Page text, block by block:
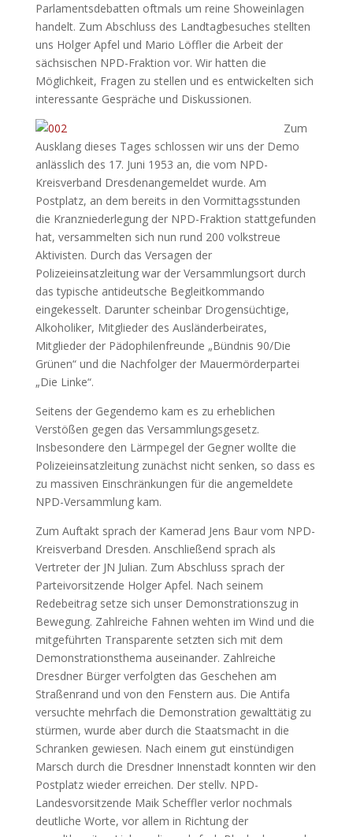
Parlamentsdebatten oftmals um reine Showeinlagen
handelt. Zum Abschluss des Landtagbesuches stellten
uns Holger Apfel und Mario Löffler die Arbeit der
sächsischen NPD-Fraktion vor. Wir hatten die
Möglichkeit, Fragen zu stellen und es entwickelten sich
interessante Gespräche und Diskussionen.
Zum
Ausklang dieses Tages schlossen wir uns der Demo
anlässlich des 17. Juni 1953 an, die vom NPD-
Kreisverband Dresdenangemeldet wurde. Am
Postplatz, an dem bereits in den Vormittagsstunden
die Kranzniederlegung der NPD-Fraktion stattgefunden
hat, versammelten sich nun rund 200 volkstreue
Aktivisten. Durch das Versagen der
Polizeieinsatzleitung war der Versammlungsort durch
das typische antideutsche Begleitkommando
eingekesselt. Darunter scheinbar Drogensüchtige,
Alkoholiker, Mitglieder des Ausländerbeirates,
Mitglieder der Pädophilenfreunde „Bündnis 90/Die
Grünen“ und die Nachfolger der Mauermörderpartei
„Die Linke“.
Seitens der Gegendemo kam es zu erheblichen
Verstößen gegen das Versammlungsgesetz.
Insbesondere den Lärmpegel der Gegner wollte die
Polizeieinsatzleitung zunächst nicht senken, so dass es
zu massiven Einschränkungen für die angemeldete
NPD-Versammlung kam.
Zum Auftakt sprach der Kamerad Jens Baur vom NPD-
Kreisverband Dresden. Anschließend sprach als
Vertreter der JN Julian. Zum Abschluss sprach der
Parteivorsitzende Holger Apfel. Nach seinem
Redebeitrag setze sich unser Demonstrationszug in
Bewegung. Zahlreiche Fahnen wehten im Wind und die
mitgeführten Transparente setzten sich mit dem
Demonstrationsthema auseinander. Zahlreiche
Dresdner Bürger verfolgten das Geschehen am
Straßenrand und von den Fenstern aus. Die Antifa
versuchte mehrfach die Demonstration gewalttätig zu
stürmen, wurde aber durch die Staatsmacht in die
Schranken gewiesen. Nach einem gut einstündigen
Marsch durch die Dresdner Innenstadt konnten wir den
Postplatz wieder erreichen. Der stellv. NPD-
Landesvorsitzende Maik Scheffler verlor nochmals
deutliche Worte, vor allem in Richtung der